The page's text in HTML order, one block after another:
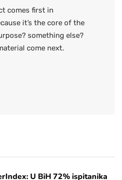
comes first in
it’s the core of the
something else?
come next.
U BiH 72% ispitanika